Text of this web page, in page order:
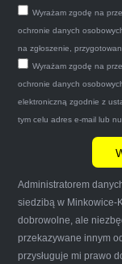
tego samego
po trzech
zapakował
mnie do
że są na
wyrazić
Wyrażam zgodę na
ochronie danych
na zgłoszenie,
Wyrażam zgodę na
ochronie danych
elektroniczną zgodnie z
tym celu adres e-mail lub
Administratorem
siedzibą w Minkowice-
dobrowolne, ale
przekazywane innym
przysługuje mi prawo